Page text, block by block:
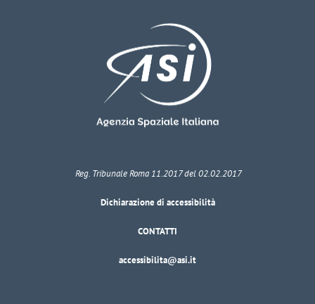
Reg. Tribunale Roma 11.2017 del 02.02.2017
Dichiarazione di accessibilità
CONTATTI
accessibilita@asi.it